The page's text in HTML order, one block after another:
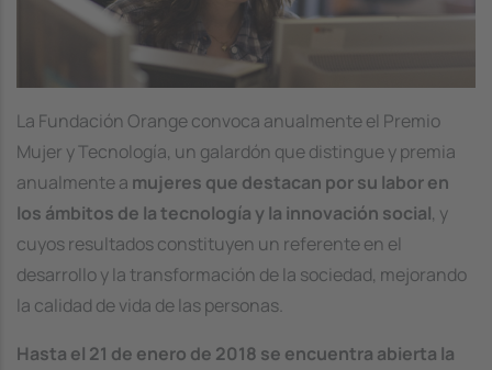
La Fundación Orange convoca anualmente el Premio
Mujer y Tecnología, un galardón que distingue y premia
anualmente a mujeres que destacan por su labor en
los ámbitos de la tecnología y la innovación social, y
cuyos resultados constituyen un referente en el
desarrollo y la transformación de la sociedad, mejorando
la calidad de vida de las personas.
Hasta el 21 de enero de 2018 se encuentra abierta la